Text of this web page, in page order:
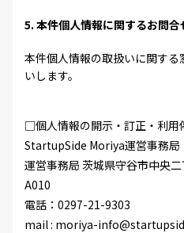
5. 本件個人情報に関するお問合
本件個人情報の取扱いに関す
いします。
□個人情報の開示・訂正・利用
StartupSide Moriya運営事務局
運営事務局 茨城県守谷市中央
A010
電話：0297-21-9303
mail : moriya-